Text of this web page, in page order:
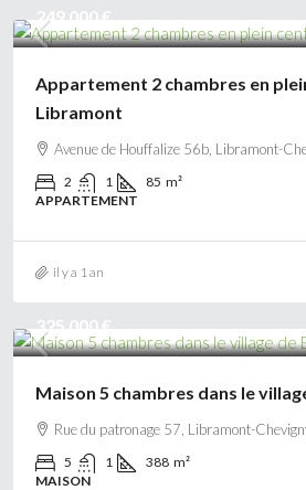
249 000 €
Appartement 2 chambres en
Libramont
Avenue de Houffalize 56b, Libramont-
2 1 85 m²
APPARTEMENT
il y a 1 an
325 000 €
Maison 5 chambres dans le
Rue du patronage 57, Libramont-
5 1 388 m²
MAISON